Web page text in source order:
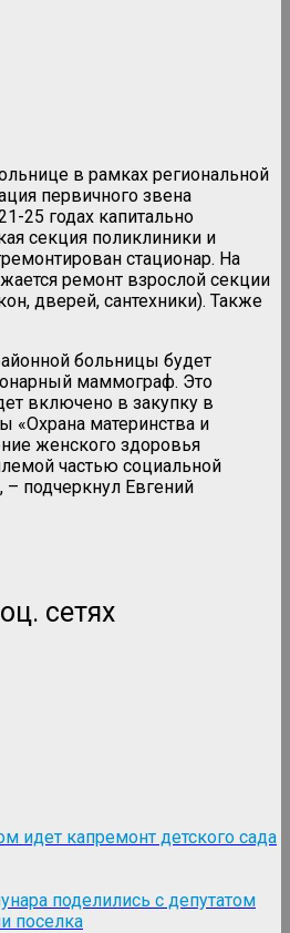
в рамках региональной
первичного звена
25 годах капитально
секция поликлиники и
стационар. На
ремонт взрослой секции
дверей, сантехники). Также
больницы будет
маммограф. Это
включено в закупку в
«Охрана материнства и
женского здоровья
частью социальной
– подчеркнул Евгений
сетях
идет капремонт детского сада
поделились с депутатом
поселка